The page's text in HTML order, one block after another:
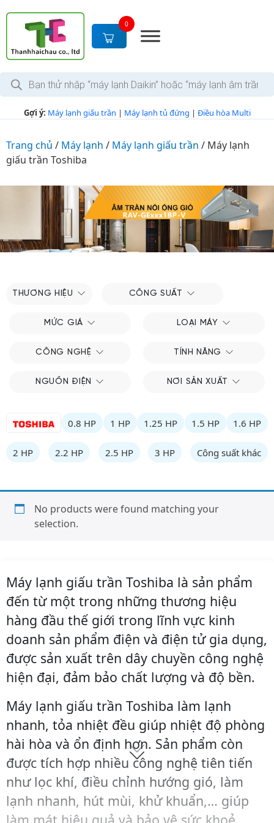
c
t
0
T
m
i
h
Gợi ý: Máy lạnh giấu trần | Máy lạnh tủ đứng | Điều hòa Multi
Trang chủ / Máy lạnh / Máy lạnh giấu trần / Máy lạnh
giấu trần Toshiba
THƯƠNG HIỆU CÔNG SUẤT
MỨC GIÁ LOẠI MÁY
CÔNG NGHỆ TÍNH NĂNG
NGUỒN ĐIỆN NƠI SẢN XUẤT
0.8 HP 1 HP 1.25 HP 1.5 HP 1.6 HP
2 HP 2.2 HP 2.5 HP 3 HP Công suất khác
No products were found matching your
selection.
Máy lạnh giấu trần Toshiba là sản phẩm
đến từ một trong những thương hiệu
hàng đầu thế giới trong lĩnh vực kinh
doanh sản phẩm điện và điện tử gia dụng,
được sản xuất trên dây chuyền công nghệ
hiện đại, đảm bảo chất lượng và độ bền.
Máy lạnh giấu trần Toshiba làm lạnh
nhanh, tỏa nhiệt đều giúp nhiệt độ phòng
hài hòa và ổn định hơn. Sản phẩm còn
được tích hợp nhiều công nghệ tiên tiến
như lọc khí, điều chỉnh hướng gió, làm
lạnh nhanh, hút mùi, khử khuẩn,… giúp